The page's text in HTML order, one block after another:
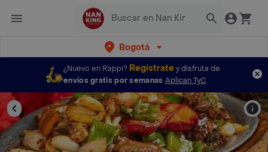
Bogotá
¿Nuevo en Rappi? Regístratey disfruta de
envíos gratis por semanas Aplican TyC